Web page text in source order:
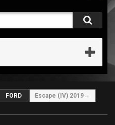
FORD Escape (IV) 2019→